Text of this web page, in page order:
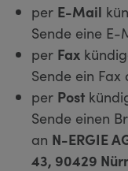
per E-Mail
Sende eine E-
per Fax
Sende ein Fax
per Post
Sende einen
an N-ERGIE
43, 90429